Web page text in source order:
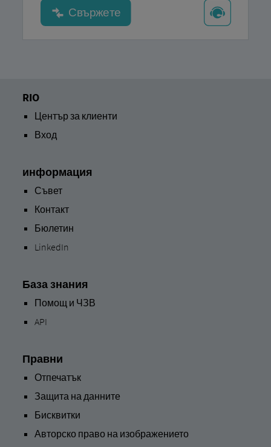
RIO
Център за клиенти
Вход
информация
Съвет
Контакт
Бюлетин
LinkedIn
База знания
Помощ и ЧЗВ
API
Правни
Отпечатък
Защита на данните
Бисквитки
Авторско право на изображението